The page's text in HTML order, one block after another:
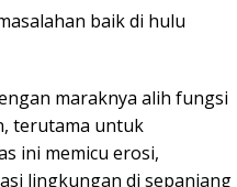
baik di hulu
maraknya alih fungsi
terutama untuk
ini memicu erosi,
lingkungan di sepanjang